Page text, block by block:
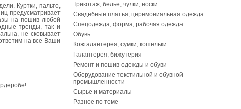
Куртки, пальто,
предусматривает
на пошив любой
тренды, так и
не сковывает
на все Ваши
Трикотаж, белье, чулки, носки
Свадебные платья, церемониальная одежда
Спецодежда, форма, рабочая одежда
Обувь
Кожгалантерея, сумки, кошельки
Галантерея, бижутерия
Ремонт и пошив одежды и обуви
Оборудование текстильной и обувной
промышленности
Сырье и материалы
Разное по теме